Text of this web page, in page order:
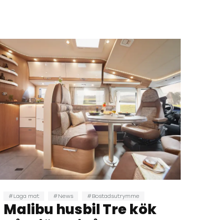
Laga mat News Bostadsutrymme
Malibu husbil Tre kök